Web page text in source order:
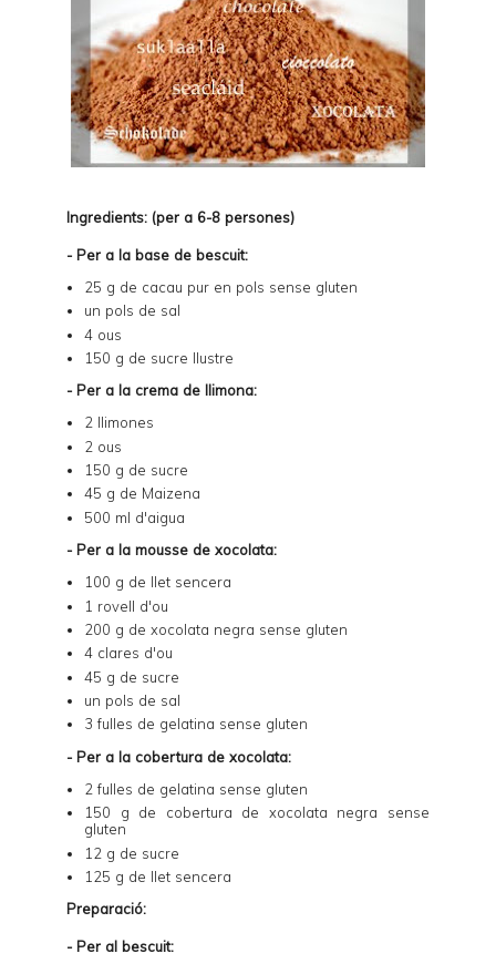
Ingredients: (per a 6-8 persones)
- Per a la base de bescuit:
25 g de cacau pur en pols sense gluten
un pols de sal
4 ous
150 g de sucre llustre
- Per a la crema de llimona:
2 llimones
2 ous
150 g de sucre
45 g de Maizena
500 ml d'aigua
- Per a la mousse de xocolata:
100 g de llet sencera
1 rovell d'ou
200 g de xocolata negra sense gluten
4 clares d'ou
45 g de sucre
un pols de sal
3 fulles de gelatina sense gluten
- Per a la cobertura de xocolata:
2 fulles de gelatina sense gluten
150 g de cobertura de xocolata negra sense
gluten
12 g de sucre
125 g de llet sencera
Preparació:
- Per al bescuit: